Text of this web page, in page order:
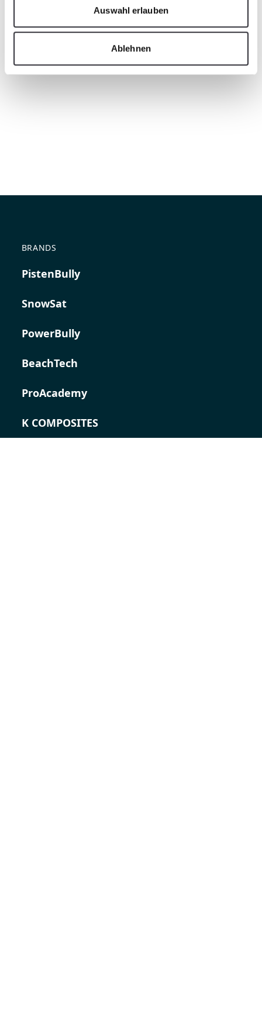
Auswahl erlauben
Ablehnen
BRANDS
PistenBully
SnowSat
PowerBully
BeachTech
ProAcademy
K COMPOSITES